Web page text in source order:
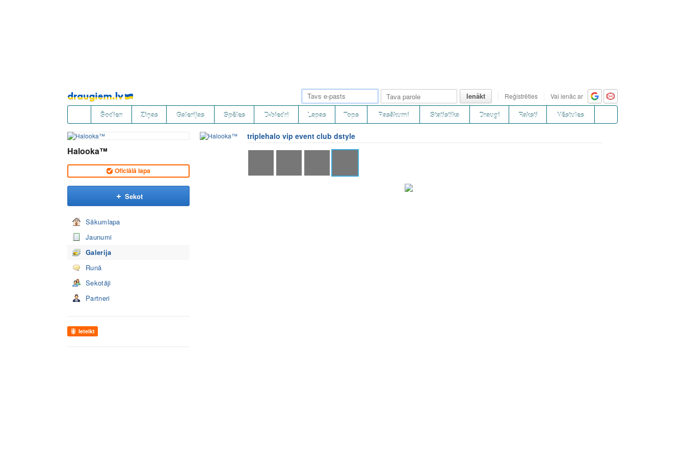
Pāriet
uz
saturu
Ienākt Reģistrēties Vai ienāc ar
Šodien Ziņas Galerijas Spēles D-biedri Lapas Tops Pasākumi Statistika Draugi Raksti Vēstules
Halooka™
Oficiālā lapa
Sekot
Sākumlapa
Jaunumi
Galerija
Runā
Sekotāji
Partneri
Ieteikt
triplehalo vip event club dstyle